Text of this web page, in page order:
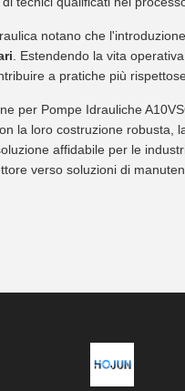
notano che
. Estendendo la vita
a pratiche più
per Pompe Idrauliche
la loro costruzione robusta,
affidabile per le
verso soluzioni di